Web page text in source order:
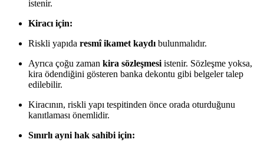
istenir.
Kiracı için:
Riskli yapıda resmî ikamet kaydı bulunmalıdır.
Ayrıca çoğu zaman kira sözleşmesi istenir. Sözleşme yoksa,
kira ödendiğini gösteren banka dekontu gibi belgeler talep
edilebilir.
Kiracının, riskli yapı tespitinden önce orada oturduğunu
kanıtlaması önemlidir.
Sınırlı ayni hak sahibi için: